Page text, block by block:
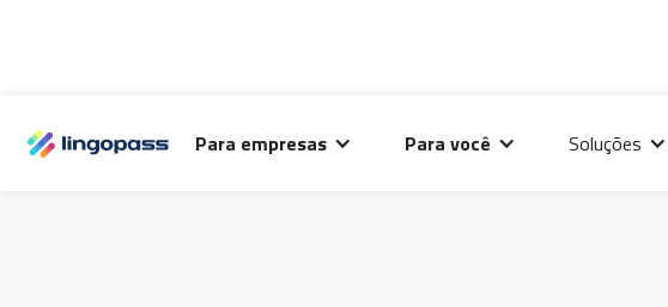
Para empresas Para você Soluções